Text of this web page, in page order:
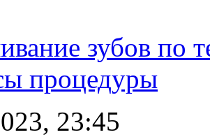
зубов по
процедуры
23:45